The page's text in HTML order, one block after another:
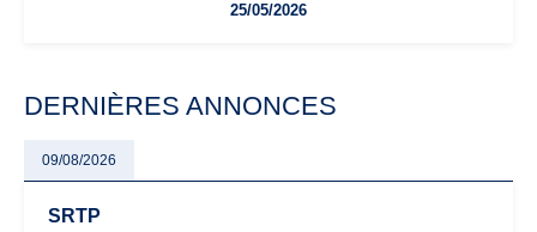
facturation ou risque de bascule vers la TVA : les règles
25/05/2026
DERNIÈRES ANNONCES
09/08/2026
SRTP